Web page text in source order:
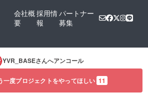
会社概
要
採用情
報
パートナー
募集
YVR_BASEさんへアンコール
一度プロジェクトをやってほしい 11